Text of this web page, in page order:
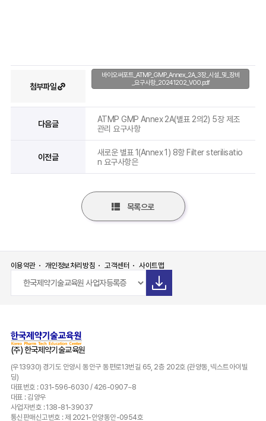
첨부파일
바이오써포트_ATMP_GMP_Annex_2A_3장_시설_및_장비
_요구사항_20241202_V00.pdf
다음글
ATMP GMP Annex 2A(별표 2의2) 5장 제조
관리 요구사항
이전글
새로운 별표 1(Annex 1) 8항 Filter sterilisatio
n 요구사항은
목록으로
이용약관 개인정보처리방침 고객센터 사이트맵
(주) 한국제약기술교육원
(우13930) 경기도 안양시 동안구 동편로13번길 65, 2층 202호 (관양동, 넥스트아이빌
딩)
대표번호 : 031-596-6030 / 426-0907~8
대표 : 김양우
사업자번호 : 138-81-39037
통신판매신고번호 : 제 2021-안양동안-0954호